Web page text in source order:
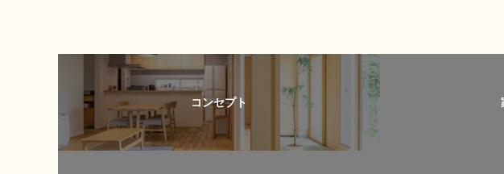
コンセプト